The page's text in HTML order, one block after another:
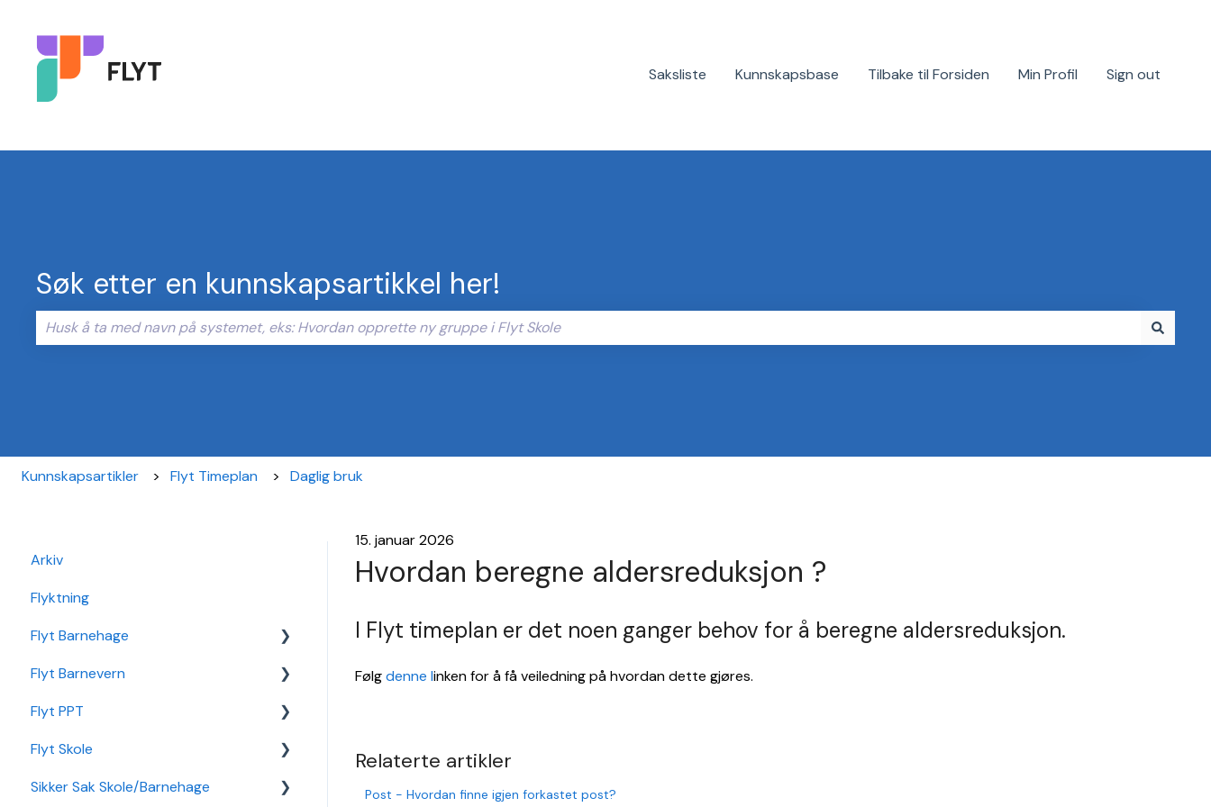
Saksliste Kunnskapsbase Tilbake til Forsiden Min Profil Sign out
Søk etter en kunnskapsartikkel her!
Kunnskapsartikler Flyt Timeplan Daglig bruk
15. januar 2026
Hvordan beregne aldersreduksjon ?
I Flyt timeplan er det noen ganger behov for å beregne aldersreduksjon.
Følgdenne linken for å få veiledning på hvordan dette gjøres.
Relaterte artikler
Post - Hvordan finne igjen forkastet post?
Arkiv
Flyktning
Flyt Barnehage
Flyt Barnehage Hjelpeside
Min Barnehage (app)
Redusert foreldrebetaling
Sikker Sak Barnehage
Flyt Barnevern
Autopay
Vedtak
Ansatt
Flyt PPT
Statistikk
Flyt Skole
Integrasjon Sikker Sak
Sikker Sak Skole/Barnehage